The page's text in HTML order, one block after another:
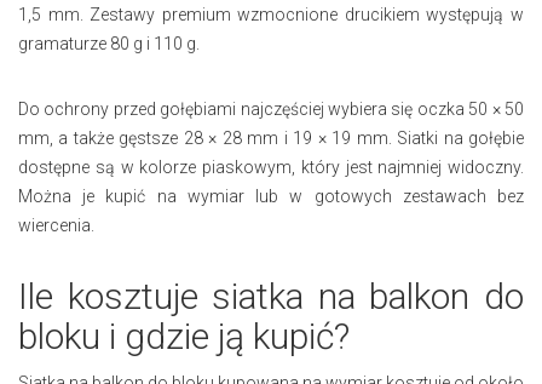
1,5 mm. Zestawy premium wzmocnione drucikiem występują w
gramaturze 80 g i 110 g.
Do ochrony przed gołębiami najczęściej wybiera się oczka 50 × 50
mm, a także gęstsze 28 × 28 mm i 19 × 19 mm. Siatki na gołębie
dostępne są w kolorze piaskowym, który jest najmniej widoczny.
Można je kupić na wymiar lub w gotowych zestawach bez
wiercenia.
Ile kosztuje siatka na balkon do
bloku i gdzie ją kupić?